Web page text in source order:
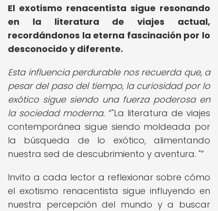
El exotismo renacentista sigue resonando
en la literatura de viajes actual,
recordándonos la eterna fascinación por lo
desconocido y diferente.
Esta influencia perdurable nos recuerda que, a
pesar del paso del tiempo, la curiosidad por lo
exótico sigue siendo una fuerza poderosa en
la sociedad moderna. "La literatura de viajes
contemporánea sigue siendo moldeada por
la búsqueda de lo exótico, alimentando
nuestra sed de descubrimiento y aventura. "
Invito a cada lector a reflexionar sobre cómo
el exotismo renacentista sigue influyendo en
nuestra percepción del mundo y a buscar